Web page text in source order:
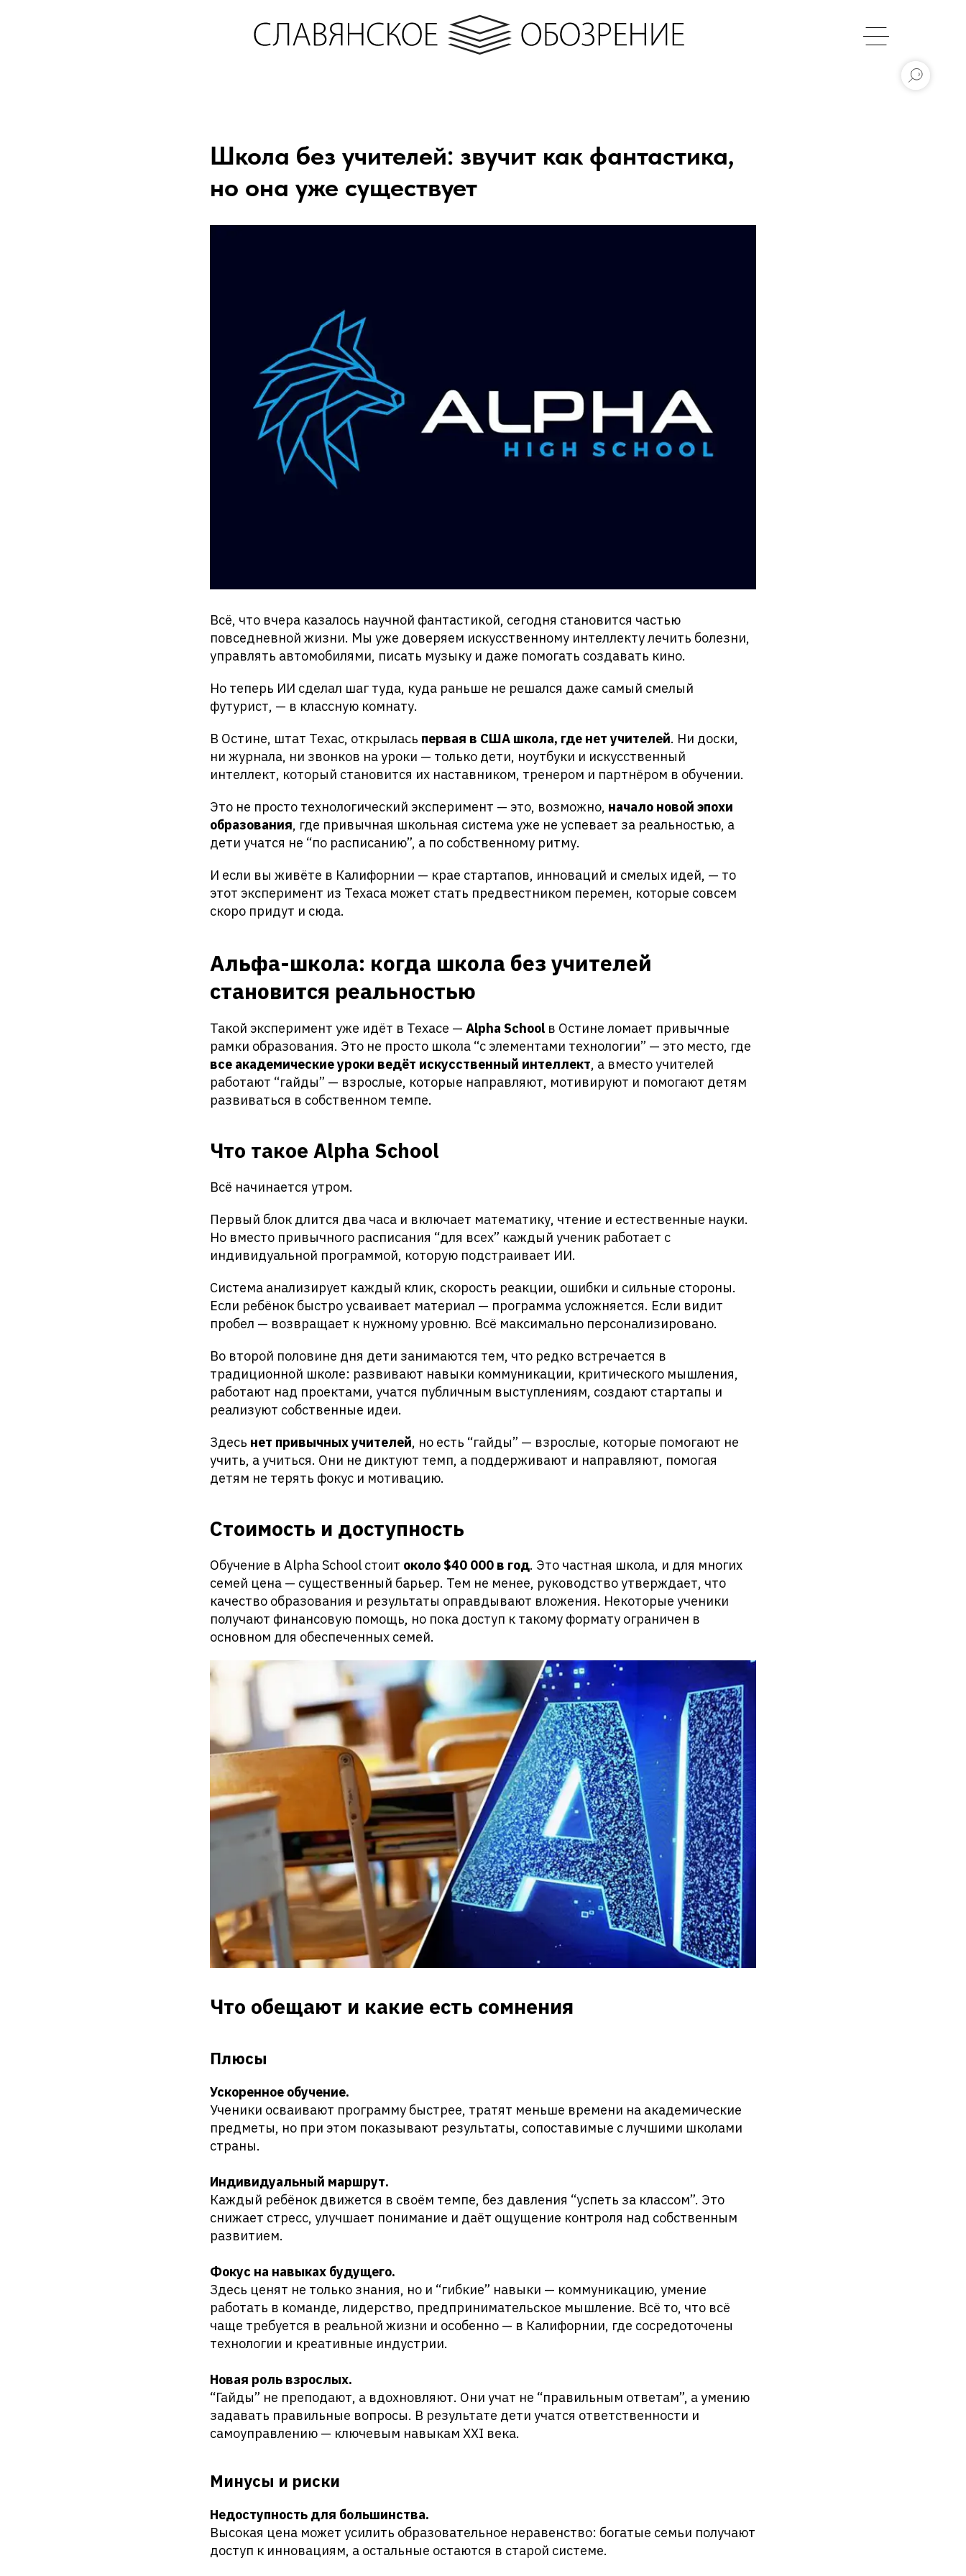
Школа без учителей: звучит как фантастика,
но она уже существует
Всё, что вчера казалось научной фантастикой, сегодня становится частью
повседневной жизни. Мы уже доверяем искусственному интеллекту лечить болезни,
управлять автомобилями, писать музыку и даже помогать создавать кино.
Но теперь ИИ сделал шаг туда, куда раньше не решался даже самый смелый
футурист, — в классную комнату.
В Остине, штат Техас, открылась первая в США школа, где нет учителей. Ни доски,
ни журнала, ни звонков на уроки — только дети, ноутбуки и искусственный
интеллект, который становится их наставником, тренером и партнёром в обучении.
Это не просто технологический эксперимент — это, возможно, начало новой эпохи
образования, где привычная школьная система уже не успевает за реальностью, а
дети учатся не “по расписанию”, а по собственному ритму.
И если вы живёте в Калифорнии — крае стартапов, инноваций и смелых идей, — то
этот эксперимент из Техаса может стать предвестником перемен, которые совсем
скоро придут и сюда.
Альфа-школа: когда школа без учителей
становится реальностью
Такой эксперимент уже идёт в Техасе — Alpha School в Остине ломает привычные
рамки образования. Это не просто школа “с элементами технологии” — это место, где
все академические уроки ведёт искусственный интеллект, а вместо учителей
работают “гайды” — взрослые, которые направляют, мотивируют и помогают детям
развиваться в собственном темпе.
Что такое Alpha School
Всё начинается утром.
Первый блок длится два часа и включает математику, чтение и естественные науки.
Но вместо привычного расписания “для всех” каждый ученик работает с
индивидуальной программой, которую подстраивает ИИ.
Система анализирует каждый клик, скорость реакции, ошибки и сильные стороны.
Если ребёнок быстро усваивает материал — программа усложняется. Если видит
пробел — возвращает к нужному уровню. Всё максимально персонализировано.
Во второй половине дня дети занимаются тем, что редко встречается в
традиционной школе: развивают навыки коммуникации, критического мышления,
работают над проектами, учатся публичным выступлениям, создают стартапы и
реализуют собственные идеи.
Здесь нет привычных учителей, но есть “гайды” — взрослые, которые помогают не
учить, а учиться. Они не диктуют темп, а поддерживают и направляют, помогая
детям не терять фокус и мотивацию.
Стоимость и доступность
Обучение в Alpha School стоит около $40 000 в год. Это частная школа, и для многих
семей цена — существенный барьер. Тем не менее, руководство утверждает, что
качество образования и результаты оправдывают вложения. Некоторые ученики
получают финансовую помощь, но пока доступ к такому формату ограничен в
основном для обеспеченных семей.
Что обещают и какие есть сомнения
Плюсы
Ускоренное обучение.
Ученики осваивают программу быстрее, тратят меньше времени на академические
предметы, но при этом показывают результаты, сопоставимые с лучшими школами
страны.
Индивидуальный маршрут.
Каждый ребёнок движется в своём темпе, без давления “успеть за классом”. Это
снижает стресс, улучшает понимание и даёт ощущение контроля над собственным
развитием.
Фокус на навыках будущего.
Здесь ценят не только знания, но и “гибкие” навыки — коммуникацию, умение
работать в команде, лидерство, предпринимательское мышление. Всё то, что всё
чаще требуется в реальной жизни и особенно — в Калифорнии, где сосредоточены
технологии и креативные индустрии.
Новая роль взрослых.
“Гайды” не преподают, а вдохновляют. Они учат не “правильным ответам”, а умению
задавать правильные вопросы. В результате дети учатся ответственности и
самоуправлению — ключевым навыкам XXI века.
Минусы и риски
Недоступность для большинства.
Высокая цена может усилить образовательное неравенство: богатые семьи получают
доступ к инновациям, а остальные остаются в старой системе.